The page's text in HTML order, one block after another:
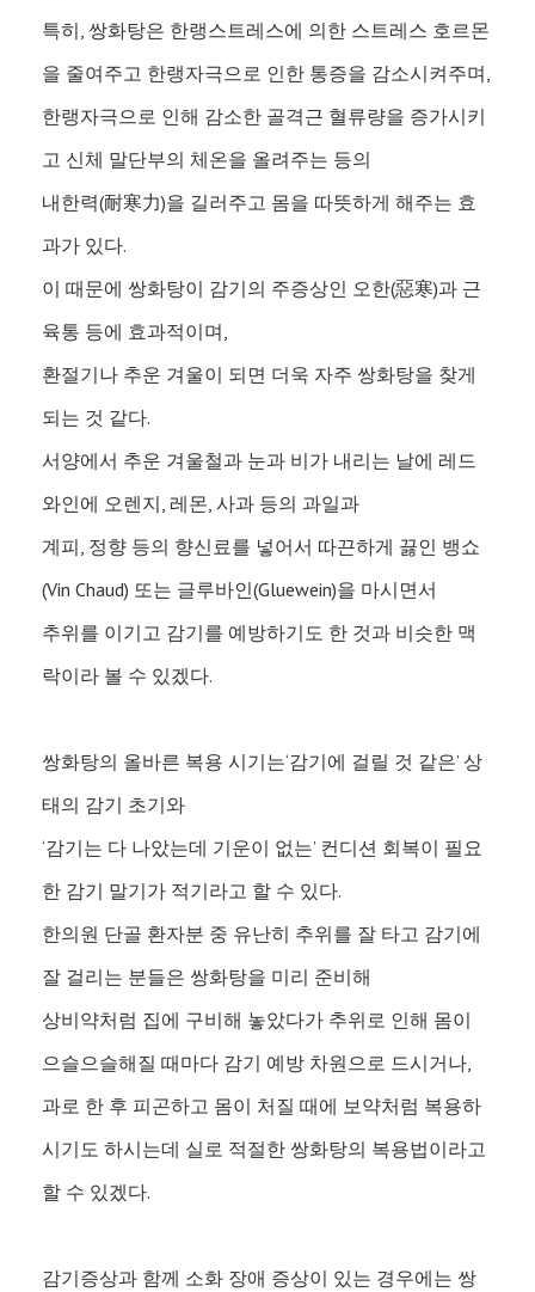
특히, 쌍화탕은 한랭스트레스에 의한 스트레스 호르몬
을 줄여주고 한랭자극으로 인한 통증을 감소시켜주며,
한랭자극으로 인해 감소한 골격근 혈류량을 증가시키
고 신체 말단부의 체온을 올려주는 등의
내한력(耐寒力)을 길러주고 몸을 따뜻하게 해주는 효
과가 있다.
이 때문에 쌍화탕이 감기의 주증상인 오한(惡寒)과 근
육통 등에 효과적이며,
환절기나 추운 겨울이 되면 더욱 자주 쌍화탕을 찾게
되는 것 같다.
서양에서 추운 겨울철과 눈과 비가 내리는 날에 레드
와인에 오렌지, 레몬, 사과 등의 과일과
계피, 정향 등의 향신료를 넣어서 따끈하게 끓인 뱅쇼
(Vin Chaud) 또는 글루바인(Gluewein)을 마시면서
추위를 이기고 감기를 예방하기도 한 것과 비슷한 맥
락이라 볼 수 있겠다.
쌍화탕의 올바른 복용 시기는‘감기에 걸릴 것 같은’ 상
태의 감기 초기와
‘감기는 다 나았는데 기운이 없는’ 컨디션 회복이 필요
한 감기 말기가 적기라고 할 수 있다.
한의원 단골 환자분 중 유난히 추위를 잘 타고 감기에
잘 걸리는 분들은 쌍화탕을 미리 준비해
상비약처럼 집에 구비해 놓았다가 추위로 인해 몸이
으슬으슬해질 때마다 감기 예방 차원으로 드시거나,
과로 한 후 피곤하고 몸이 처질 때에 보약처럼 복용하
시기도 하시는데 실로 적절한 쌍화탕의 복용법이라고
할 수 있겠다.
감기증상과 함께 소화 장애 증상이 있는 경우에는 쌍